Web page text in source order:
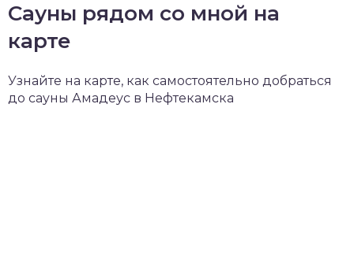
Сауны рядом со мной на
карте
Узнайте на карте, как самостоятельно добраться
до сауны Амадеус в Нефтекамска